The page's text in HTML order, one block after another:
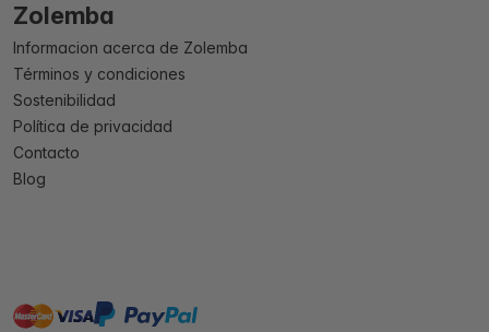
Zolemba
Informacion acerca de Zolemba
Términos y condiciones
Sostenibilidad
Política de privacidad
Contacto
Blog
mastervisa paypal